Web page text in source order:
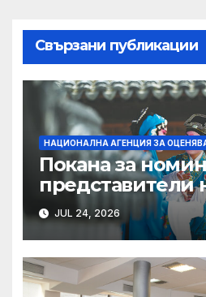
Свързани публикации
НАЦИОНАЛНА АГЕНЦИЯ ЗА
Покана за
представители
академичния
включване в
ПКАНВМ към
JUL 24, 2026